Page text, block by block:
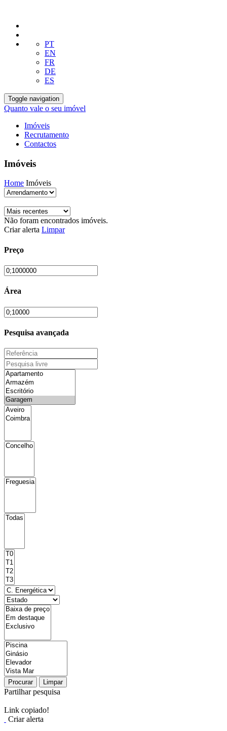
PT
EN
FR
DE
ES
Toggle navigation
Quanto vale o seu imóvel
Imóveis
Recrutamento
Contactos
Imóveis
Home Imóveis
Não foram encontrados imóveis.
Criar alerta Limpar
Preço
Área
Pesquisa avançada
Procurar Limpar
Partilhar pesquisa
Link copiado!
Criar alerta